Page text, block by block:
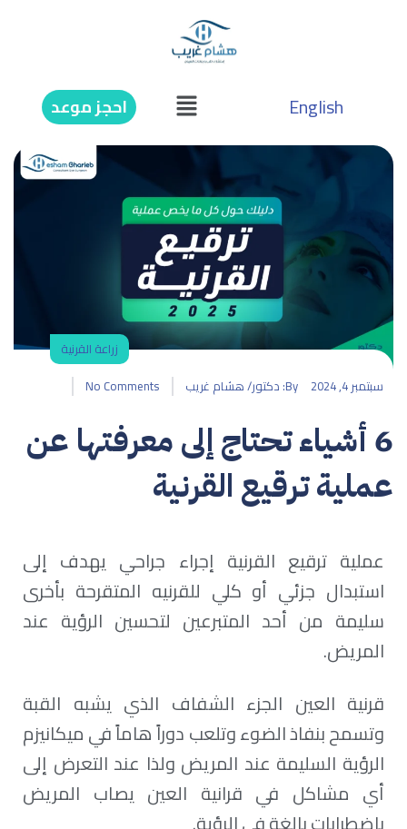
احجز موعد English
زراعة القرنية
سبتمبر 4, 2024
By: دكتور/ هشام غريب No Comments
6 أشياء تحتاج إلى معرفتها عن
عملية ترقيع القرنية
عملية ترقيع القرنية إجراء جراحي يهدف إلى
استبدال جزئي أو كلي للقرنيه المتقرحة بأخرى
سليمة من أحد المتبرعين لتحسين الرؤية عند
المريض.
قرنية العين الجزء الشفاف الذي يشبه القبة
وتسمح بنفاذ الضوء وتلعب دوراً هاماً في ميكانيزم
الرؤية السليمة عند المريض ولذا عند التعرض إلى
أي مشاكل في قرانية العين يصاب المريض